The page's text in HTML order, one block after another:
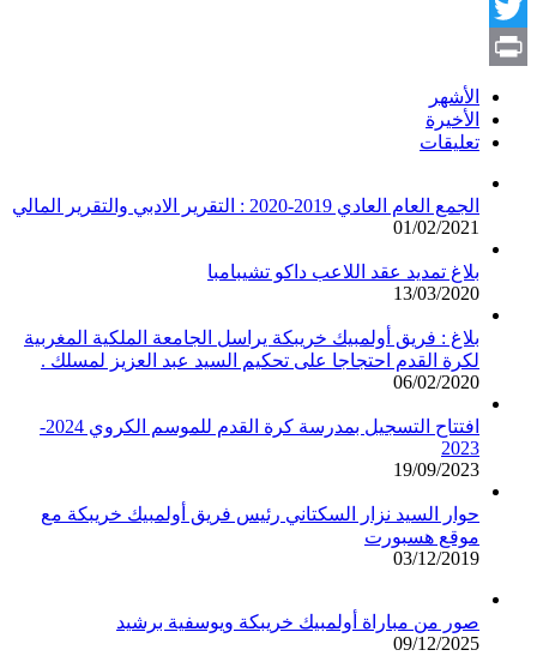
Facebook
Twitter
الأشهر
الأخيرة
تعليقات
الجمع العام العادي 2019-2020 : التقرير الادبي والتقرير المالي
01/02/2021
بلاغ تمديد عقد اللاعب داكو تشيبامبا
13/03/2020
بلاغ : فريق أولمبيك خريبكة يراسل الجامعة الملكية المغربية
لكرة القدم احتجاجا على تحكيم السيد عبد العزيز لمسلك .
06/02/2020
افتتاح التسجيل بمدرسة كرة القدم للموسم الكروي 2024-
2023
19/09/2023
حوار السيد نزار السكتاني رئيس فريق أولمبيك خريبكة مع
موقع هسبورت
03/12/2019
صور من مباراة أولمبيك خريبكة ويوسفية برشيد
09/12/2025